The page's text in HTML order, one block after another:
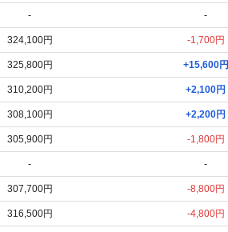
- -
324,100円 -1,700円
325,800円 +15,600円
310,200円 +2,100円
308,100円 +2,200円
305,900円 -1,800円
- -
307,700円 -8,800円
316,500円 -4,800円